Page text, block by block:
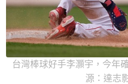
台灣棒球好手李灝宇，今年
源：達志